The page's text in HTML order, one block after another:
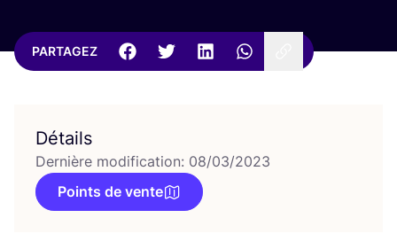
PARTAGEZ
Détails
Dernière modification: 08/03/2023
Points de vente